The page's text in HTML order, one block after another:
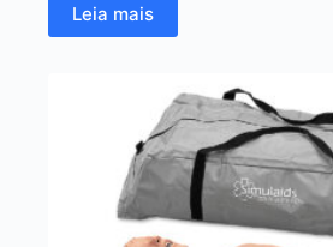
Leia mais